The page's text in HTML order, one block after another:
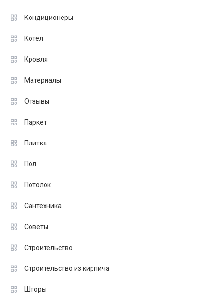
Кондиционеры
Котёл
Кровля
Материалы
Отзывы
Паркет
Плитка
Пол
Потолок
Сантехника
Советы
Строительство
Строительство из кирпича
Шторы